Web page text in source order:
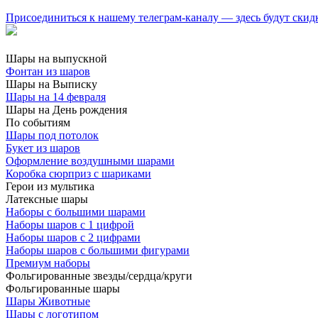
Присоединиться к нашему телеграм-каналу — здесь будут
Шары на выпускной
Фонтан из шаров
Шары на Выписку
Шары на 14 февраля
Шары на День рождения
По событиям
Шары под потолок
Букет из шаров
Оформление воздушными шарами
Коробка сюрприз с шариками
Герои из мультика
Латексные шары
Наборы с большими шарами
Наборы шаров с 1 цифрой
Наборы шаров с 2 цифрами
Наборы шаров с большими фигурами
Премиум наборы
Фольгированные звезды/сердца/круги
Фольгированные шары
Шары Животные
Шары с логотипом